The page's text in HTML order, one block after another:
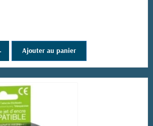
Ajouter au panier